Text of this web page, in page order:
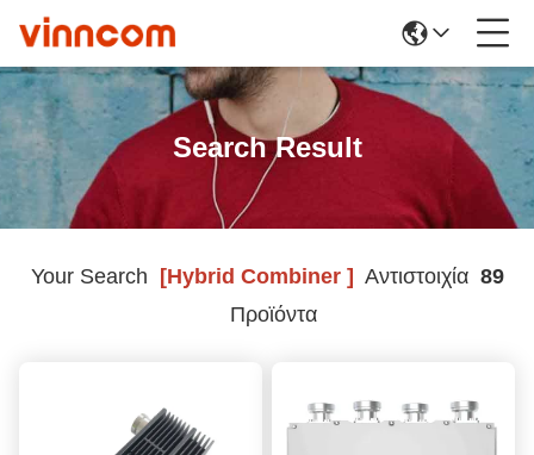
Search Result
Your Search [hybrid Combiner ] Αντιστοιχία 89
Προϊόντα